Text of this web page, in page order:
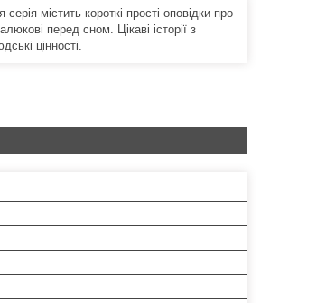
містить короткі прості оповідки про
перед сном. Цікаві історії з
цінності.